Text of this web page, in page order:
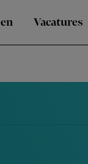
Vacatures